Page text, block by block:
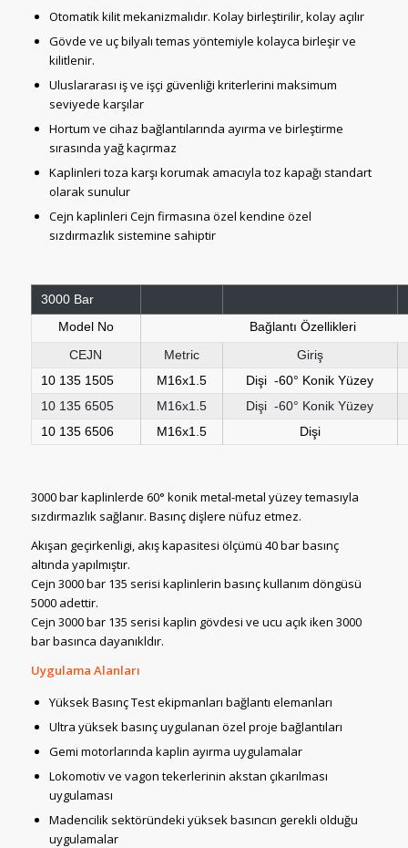
Otomatik kilit mekanizmalıdır. Kolay birleştirilir, kolay açılır
Gövde ve uç bilyalı temas yöntemiyle kolayca birleşir ve
kilitlenir.
Uluslararası iş ve işçi güvenliği kriterlerini maksimum
seviyede karşılar
Hortum ve cihaz bağlantılarında ayırma ve birleştirme
sırasında yağ kaçırmaz
Kaplinleri toza karşı korumak amacıyla toz kapağı standart
olarak sunulur
Cejn kaplinleri Cejn firmasına özel kendine özel
sızdırmazlık sistemine sahiptir
3000 Bar
Model No
Bağlantı Özellikleri
CEJN Metric
Giriş
10 135 1505
M16x1.5
Dişi -60° Konik Yüzey
10 135 6505
M16x1.5
Dişi -60° Konik Yüzey
10 135 6506
M16x1.5 Dişi
3000 bar kaplinlerde 60° konik metal-metal yüzey temasıyla
sızdırmazlık sağlanır. Basınç dişlere nüfuz etmez.
Akışan geçirkenligi, akış kapasitesi ölçümü 40 bar basınç
altında yapılmıştır.
Cejn 3000 bar 135 serisi kaplinlerin basınç kullanım döngüsü
5000 adettir.
Cejn 3000 bar 135 serisi kaplin gövdesi ve ucu açık iken 3000
bar basınca dayanıkldır.
Uygulama Alanları
Yüksek Basınç Test ekipmanları bağlantı elemanları
Ultra yüksek basınç uygulanan özel proje bağlantıları
Gemi motorlarında kaplin ayırma uygulamalar
Lokomotiv ve vagon tekerlerinin akstan çıkarılması
uygulaması
Madencilik sektöründeki yüksek basıncın gerekli olduğu
uygulamalar